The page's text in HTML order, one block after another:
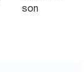
son